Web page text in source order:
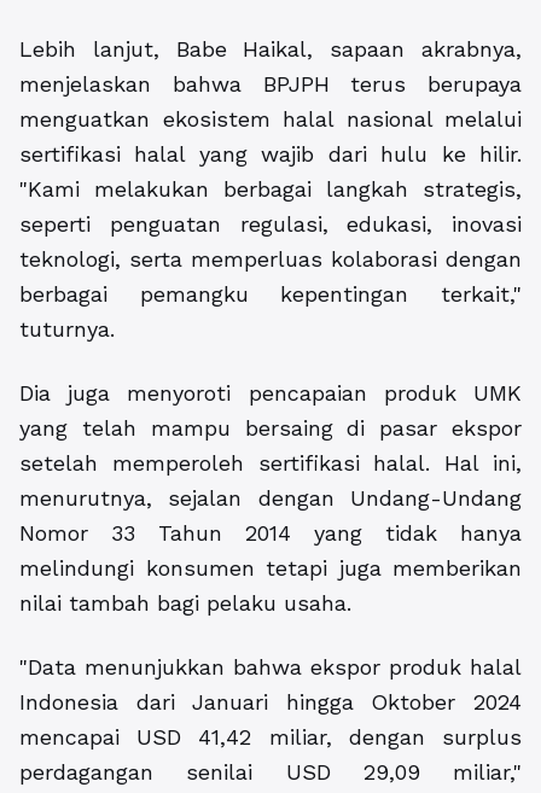
Lebih lanjut, Babe Haikal, sapaan akrabnya,
menjelaskan bahwa BPJPH terus berupaya
menguatkan ekosistem halal nasional melalui
sertifikasi halal yang wajib dari hulu ke hilir.
"Kami melakukan berbagai langkah strategis,
seperti penguatan regulasi, edukasi, inovasi
teknologi, serta memperluas kolaborasi dengan
berbagai pemangku kepentingan terkait,"
tuturnya.
Dia juga menyoroti pencapaian produk UMK
yang telah mampu bersaing di pasar ekspor
setelah memperoleh sertifikasi halal. Hal ini,
menurutnya, sejalan dengan Undang-Undang
Nomor 33 Tahun 2014 yang tidak hanya
melindungi konsumen tetapi juga memberikan
nilai tambah bagi pelaku usaha.
"Data menunjukkan bahwa ekspor produk halal
Indonesia dari Januari hingga Oktober 2024
mencapai USD 41,42 miliar, dengan surplus
perdagangan senilai USD 29,09 miliar,"